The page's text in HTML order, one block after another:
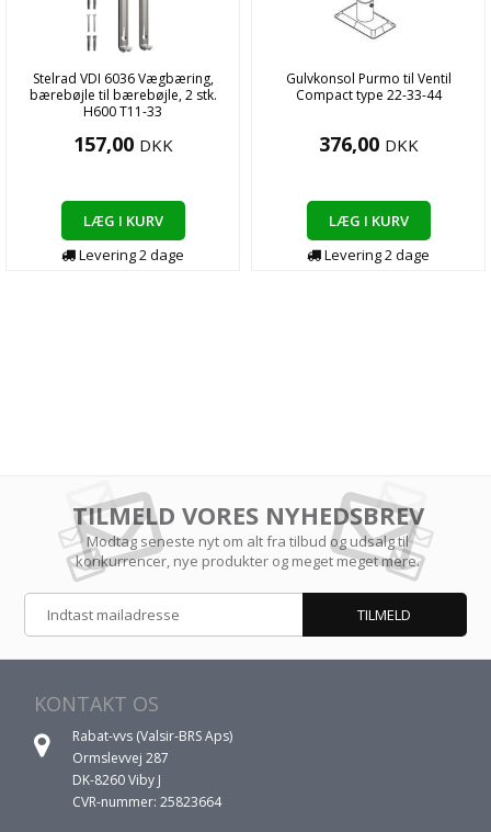
Stelrad VDI 6036 Vægbæring,
bærebøjle til bærebøjle, 2 stk.
H600 T11-33
157,00 DKK
LÆG I KURV
Levering2dage
Gulvkonsol Purmo til Ventil
Compact type 22-33-44
376,00 DKK
LÆG I KURV
Levering2dage
TILMELD VORES NYHEDSBREV
Modtag seneste nyt om alt fra tilbud og udsalg til
konkurrencer, nye produkter og meget meget mere.
KONTAKT OS
Rabat-vvs (Valsir-BRS Aps)
Ormslevvej 287
DK-8260 Viby J
CVR-nummer: 25823664